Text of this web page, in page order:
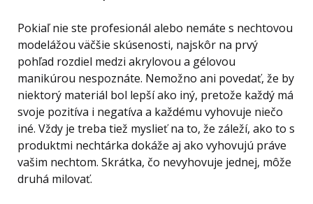
Pokiaľ nie ste profesionál alebo nemáte s nechtovou
modelážou väčšie skúsenosti, najskôr na prvý
pohľad rozdiel medzi akrylovou a gélovou
manikúrou nespoznáte. Nemožno ani povedať, že by
niektorý materiál bol lepší ako iný, pretože každý má
svoje pozitíva i negatíva a každému vyhovuje niečo
iné. Vždy je treba tiež myslieť na to, že záleží, ako to s
produktmi nechtárka dokáže aj ako vyhovujú práve
vašim nechtom. Skrátka, čo nevyhovuje jednej, môže
druhá milovať.